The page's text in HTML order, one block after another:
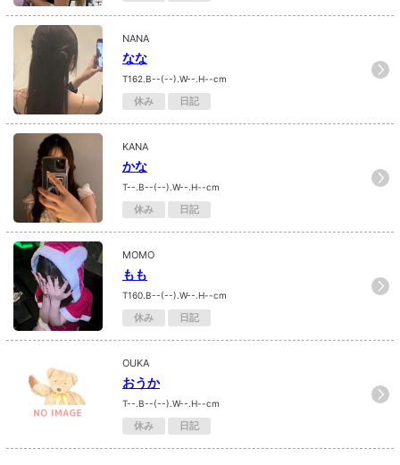
NANA
なな
T162.B--(--).W--.H--cm
休み 日記
KANA
かな
T--.B--(--).W--.H--cm
休み 日記
MOMO
もも
T160.B--(--).W--.H--cm
休み 日記
OUKA
おうか
T--.B--(--).W--.H--cm
休み 日記